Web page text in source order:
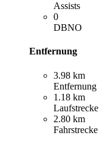
Assists
0
DBNO
Entfernung
3.98 km
Entfernung
1.18 km
Laufstrecke
2.80 km
Fahrstrecke